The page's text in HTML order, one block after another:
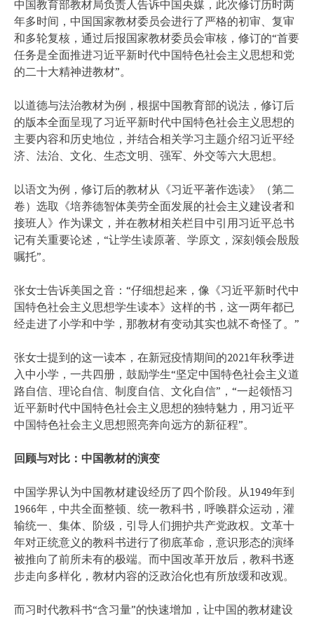
中国教育部教材局负责人告诉中国央媒，此次修订历时两
年多时间，中国国家教材委员会进行了严格的初审、复审
和多轮复核，通过后报国家教材委员会审核，修订的“首要
任务是全面推进习近平新时代中国特色社会主义思想和党
的二十大精神进教材”。
以道德与法治教材为例，根据中国教育部的说法，修订后
的版本全面呈现了习近平新时代中国特色社会主义思想的
主要内容和历史地位，并结合相关学习主题介绍习近平经
济、法治、文化、生态文明、强军、外交等六大思想。
以语文为例，修订后的教材从《习近平著作选读》（第二
卷）选取《培养德智体美劳全面发展的社会主义建设者和
接班人》作为课文，并在教材相关栏目中引用习近平总书
记有关重要论述，“让学生读原著、学原文，深刻领会殷殷
嘱托”。
张女士告诉美国之音：“仔细想起来，像《习近平新时代中
国特色社会主义思想学生读本》这样的书，这一两年都已
经走进了小学和中学，那教材有变动其实也就不奇怪了。”
张女士提到的这一读本，在新冠疫情期间的2021年秋季进
入中小学，一共四册，鼓励学生“坚定中国特色社会主义道
路自信、理论自信、制度自信、文化自信”，“一起领悟习
近平新时代中国特色社会主义思想的独特魅力，用习近平
中国特色社会主义思想照亮奔向远方的新征程”。
回顾与对比：中国教材的演变
中国学界认为中国教材建设经历了四个阶段。从1949年到
1966年，中共全面整顿、统一教科书，呼唤群众运动，灌
输统一、集体、阶级，引导人们拥护共产党政权。文革十
年对正统意义的教科书进行了彻底革命，意识形态的演绎
被推向了前所未有的极端。而中国改革开放后，教科书逐
步走向多样化，教材内容的泛政治化也有所放缓和改观。
而习时代教科书“含习量”的快速增加，让中国的教材建设